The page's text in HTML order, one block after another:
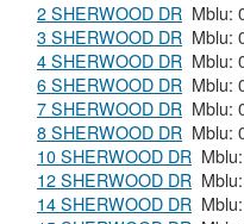
2 SHERWOOD DR
3 SHERWOOD DR
4 SHERWOOD DR
6 SHERWOOD DR
7 SHERWOOD DR
8 SHERWOOD DR
10 SHERWOOD DR
12 SHERWOOD DR
14 SHERWOOD DR